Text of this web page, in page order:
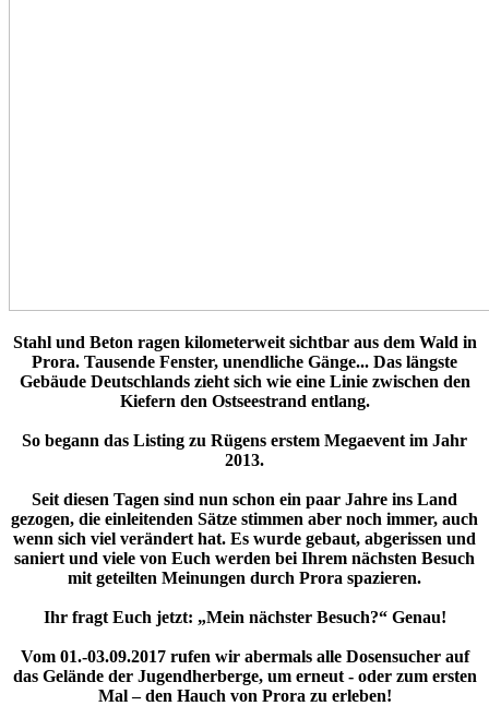
Stahl und Beton ragen kilometerweit sichtbar aus dem Wald in
Prora. Tausende Fenster, unendliche Gänge... Das längste
Gebäude Deutschlands zieht sich wie eine Linie zwischen den
Kiefern den Ostseestrand entlang.
So begann das Listing zu Rügens erstem Megaevent im Jahr
2013.
Seit diesen Tagen sind nun schon ein paar Jahre ins Land
gezogen, die einleitenden Sätze stimmen aber noch immer, auch
wenn sich viel verändert hat. Es wurde gebaut, abgerissen und
saniert und viele von Euch werden bei Ihrem nächsten Besuch
mit geteilten Meinungen durch Prora spazieren.
Ihr fragt Euch jetzt: „Mein nächster Besuch?“ Genau!
Vom 01.-03.09.2017 rufen wir abermals alle Dosensucher auf
das Gelände der Jugendherberge, um erneut - oder zum ersten
Mal – den Hauch von Prora zu erleben!